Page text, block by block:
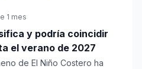
1 mes
y podría coincidir
el verano de 2027
de El Niño Costero ha